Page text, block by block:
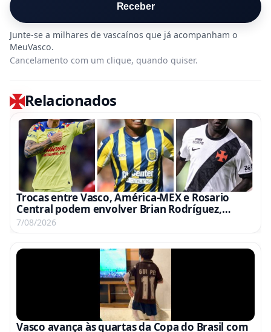
Receber
Cancelamento com um clique, quando quiser.
Relacionados
Trocas entre Vasco, América-MEX e Rosario
Central podem envolver Brian Rodríguez,
Campaz e Marino
7/08/2026
Vasco avança às quartas da Copa do Brasil com